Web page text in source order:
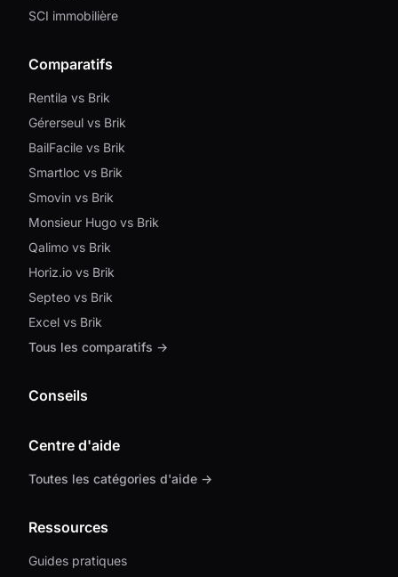
SCI immobilière
Comparatifs
Rentila vs Brik
Gérerseul vs Brik
BailFacile vs Brik
Smartloc vs Brik
Smovin vs Brik
Monsieur Hugo vs Brik
Qalimo vs Brik
Horiz.io vs Brik
Septeo vs Brik
Excel vs Brik
Tous les comparatifs →
Conseils
Centre d'aide
Toutes les catégories d'aide →
Ressources
Guides pratiques